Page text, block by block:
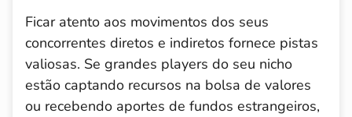
Ficar atento aos movimentos dos seus
concorrentes diretos e indiretos fornece pistas
valiosas. Se grandes players do seu nicho
estão captando recursos na bolsa de valores
ou recebendo aportes de fundos estrangeiros,